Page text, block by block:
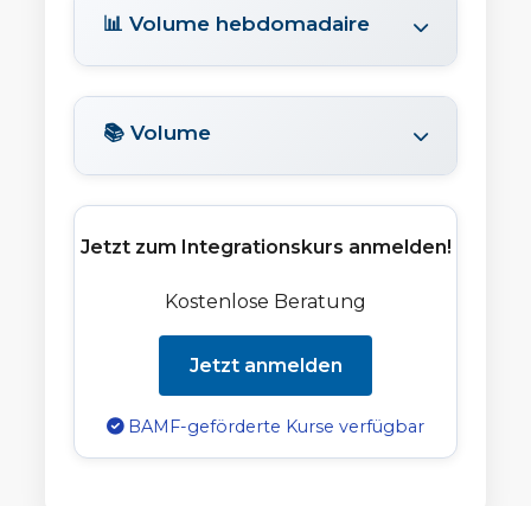
📊 Volume hebdomadaire
📚 Volume
Jetzt zum Integrationskurs anmelden!
Kostenlose Beratung
Jetzt anmelden
BAMF-geförderte Kurse verfügbar